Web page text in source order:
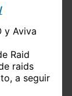
y Aviva
Raid
raids
a seguir